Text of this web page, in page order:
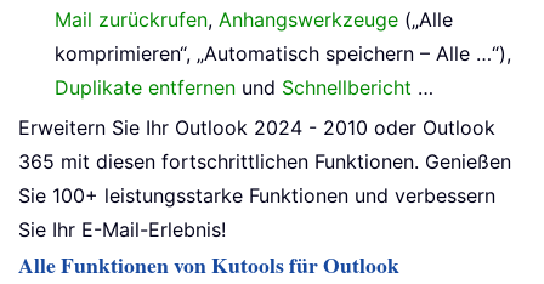
Mail zurückrufen, Anhangswerkzeuge („Alle
komprimieren“, „Automatisch speichern – Alle …“),
Duplikate entfernen und Schnellbericht …
Erweitern Sie Ihr Outlook 2024 - 2010 oder Outlook
365 mit diesen fortschrittlichen Funktionen. Genießen
Sie 100+ leistungsstarke Funktionen und verbessern
Sie Ihr E-Mail-Erlebnis!
Alle Funktionen von Kutools für Outlook